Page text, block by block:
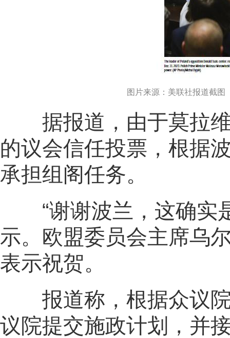
图片来源：美联社报道截图
据报道，由于莫拉维
的议会信任投票，根据
承担组阁任务。
“谢谢波兰，这确实
示。欧盟委员会主席乌
表示祝贺。
报道称，根据众议院
议院提交施政计划，并